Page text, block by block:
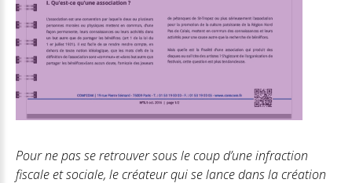
Pour ne pas se retrouver sous le coup d’une infraction
fiscale et sociale, le créateur qui se lance dans la création